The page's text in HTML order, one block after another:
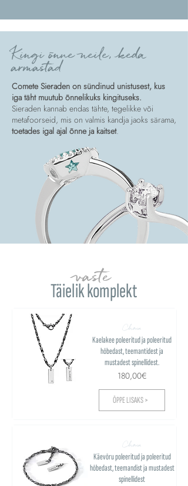
Kingi õnne neile, keda
armastad
Comete Sieraden on sündinud unistusest, kus
iga täht muutub õnnelikuks kingituseks.
Sieraden kannab endas tähte, tegelikke või
metafoorseid, mis on valmis kandja jaoks särama,
toetades igal ajal õnne ja kaitset.
Täielik komplekt
vaste
Chain
Kaelakee poleeritud ja poleeritud
hõbedast, teemantidest ja
mustadest spinellidest.
180,00€
ÕPPE LISAKS >
Chain
Käevõru poleeritud ja poleeritud
hõbedast, teemandist ja mustadest
spinellidest